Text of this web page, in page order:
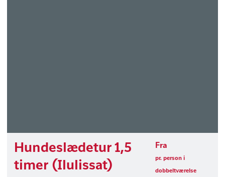
Hundeslædetur 1,5
timer (Ilulissat)
Fra
pr. person i
dobbeltværelse